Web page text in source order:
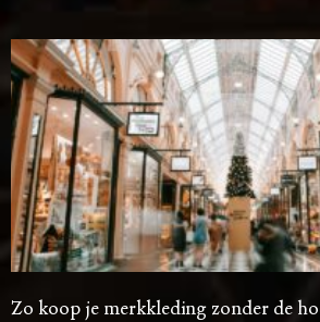
Zo koop je merkkleding zonder de